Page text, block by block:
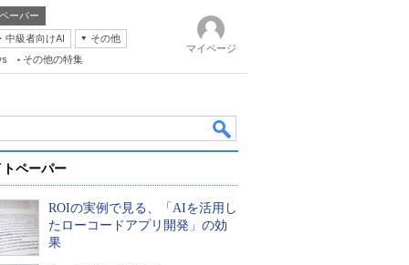
ーパー
中級者向けAI
その他
その他の特集
マイページ
ペーパー
ROIの実例で見る、「AIを活用し
たローコードアプリ開発」の効
果